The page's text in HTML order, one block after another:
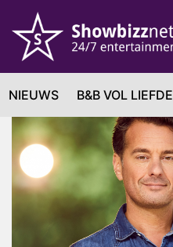
NIEUWS B&B VOL LIEFDE